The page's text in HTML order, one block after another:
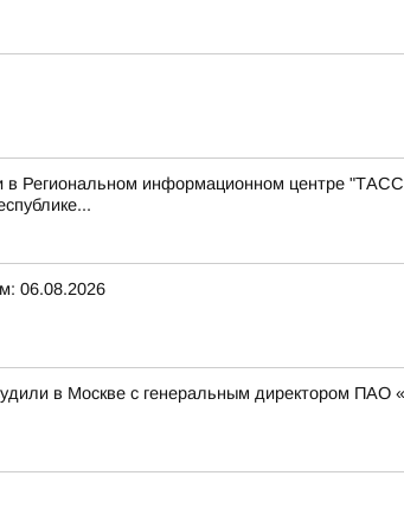
Региональном информационном центре
06.08.2026
в Москве с генеральным директором